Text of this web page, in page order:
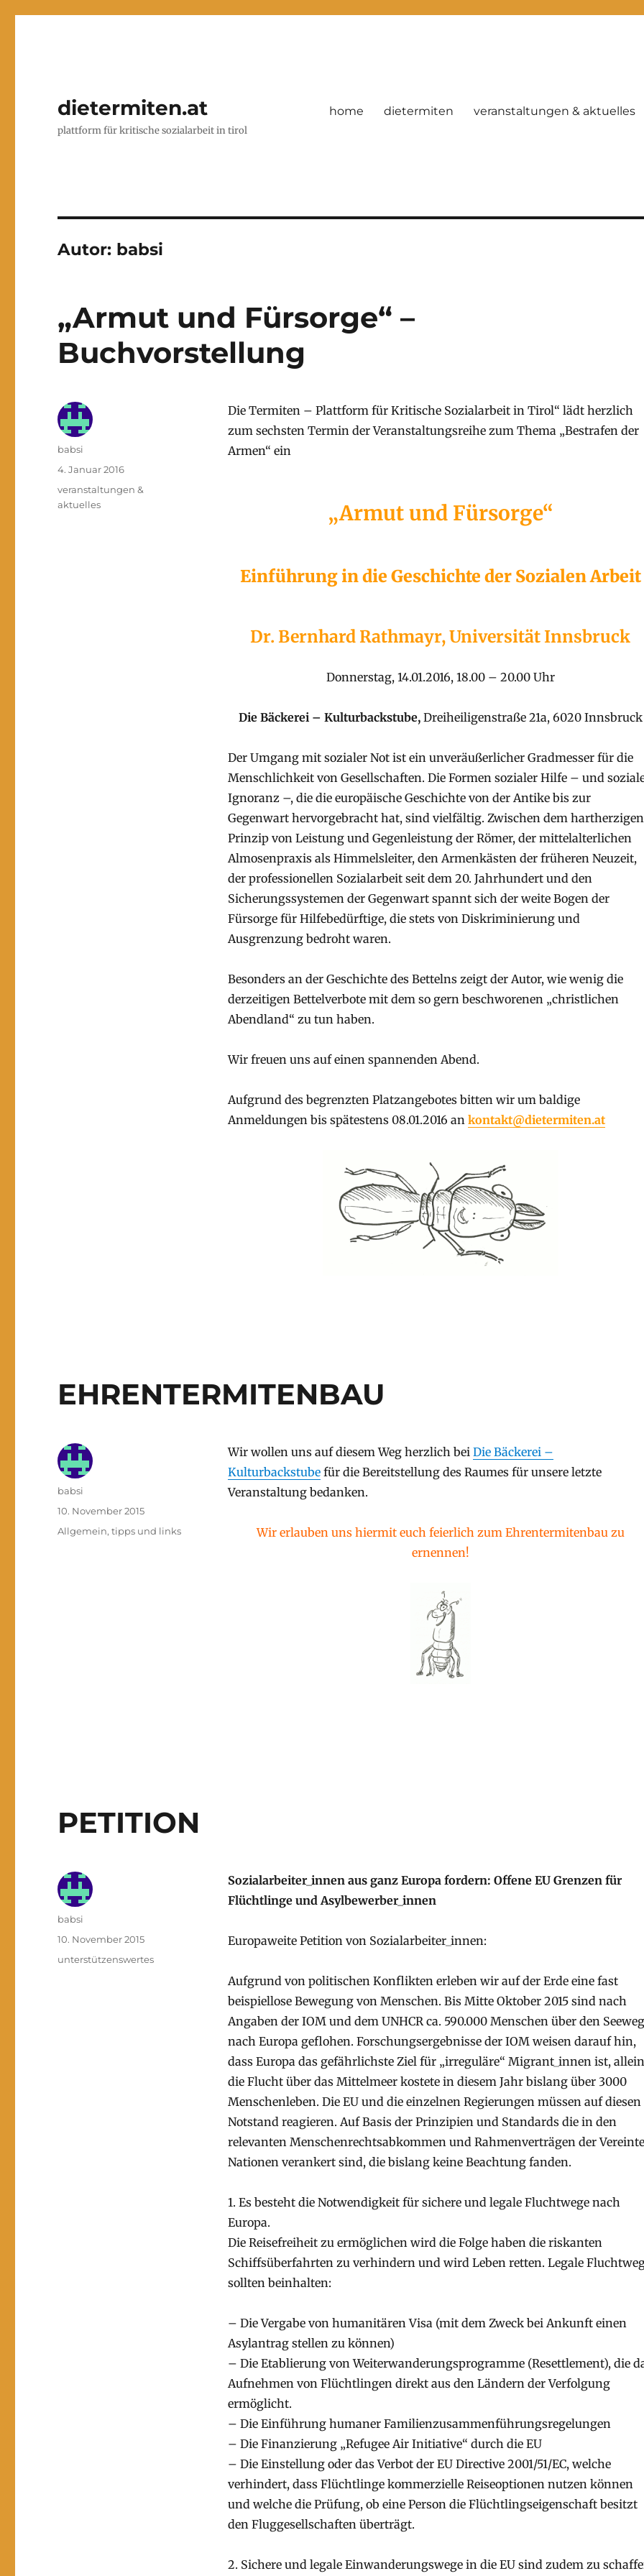
dietermiten.at
plattform für kritische sozialarbeit in tirol
home dietermiten veranstaltungen & aktuelles
Autor: babsi
„Armut und Fürsorge“ –
Buchvorstellung
Die Termiten – Plattform für Kritische Sozialarbeit in Tirol“ lädt herzlich
zum sechsten Termin der Veranstaltungsreihe zum Thema „Bestrafen der
Armen“ ein
„Armut und Fürsorge“
Einführung in die Geschichte der Sozialen Arbeit
Dr. Bernhard Rathmayr, Universität Innsbruck
Donnerstag, 14.01.2016, 18.00 – 20.00 Uhr
Die Bäckerei – Kulturbackstube, Dreiheiligenstraße 21a, 6020 Innsbruck
Der Umgang mit sozialer Not ist ein unveräußerlicher Gradmesser für die
Menschlichkeit von Gesellschaften. Die Formen sozialer Hilfe – und
Ignoranz –, die die europäische Geschichte von der Antike bis zur
Gegenwart hervorgebracht hat, sind vielfältig. Zwischen dem hartherzigen
Prinzip von Leistung und Gegenleistung der Römer, der mittelalterlichen
Almosenpraxis als Himmelsleiter, den Armenkästen der früheren Neuzeit,
der professionellen Sozialarbeit seit dem 20. Jahrhundert und den
Sicherungssystemen der Gegenwart spannt sich der weite Bogen der
Fürsorge für Hilfebedürftige, die stets von Diskriminierung und
Ausgrenzung bedroht waren.
Besonders an der Geschichte des Bettelns zeigt der Autor, wie wenig die
derzeitigen Bettelverbote mit dem so gern beschworenen „christlichen
Abendland“ zu tun haben.
Wir freuen uns auf einen spannenden Abend.
Aufgrund des begrenzten Platzangebotes bitten wir um baldige
Anmeldungen bis spätestens 08.01.2016 an kontakt@dietermiten.at
Autor
babsi
Veröffentlicht
4. Januar 2016
Kategorien
veranstaltungen &
aktuelles
EHRENTERMITENBAU
Wir wollen uns auf diesem Weg herzlich bei Die Bäckerei –
Kulturbackstubefür die Bereitstellung des Raumes für unsere letzte
Veranstaltung bedanken.
Wir erlauben uns hiermit euch feierlich zum Ehrentermitenbau zu
ernennen!
Autor
babsi
Veröffentlicht
am
10. November 2015
Kategorien
Allgemein,tipps und links
PETITION
Sozialarbeiter_innen aus ganz Europa fordern: Offene EU Grenzen für
Flüchtlinge und Asylbewerber_innen
Europaweite Petition von Sozialarbeiter_innen:
Aufgrund von politischen Konflikten erleben wir auf der Erde eine fast
beispiellose Bewegung von Menschen. Bis Mitte Oktober 2015 sind nach
Angaben der IOM und dem UNHCR ca. 590.000 Menschen über den Seeweg
nach Europa geflohen. Forschungsergebnisse der IOM weisen darauf hin,
dass Europa das gefährlichste Ziel für „irreguläre“ Migrant_innen ist, allein
die Flucht über das Mittelmeer kostete in diesem Jahr bislang über 3000
Menschenleben. Die EU und die einzelnen Regierungen müssen auf diesen
Notstand reagieren. Auf Basis der Prinzipien und Standards die in den
relevanten Menschenrechtsabkommen und Rahmenverträgen der
Nationen verankert sind, die bislang keine Beachtung fanden.
1. Es besteht die Notwendigkeit für sichere und legale Fluchtwege nach
Europa.
Die Reisefreiheit zu ermöglichen wird die Folge haben die riskanten
Schiffsüberfahrten zu verhindern und wird Leben retten. Legale
sollten beinhalten:
– Die Vergabe von humanitären Visa (mit dem Zweck bei Ankunft einen
Asylantrag stellen zu können)
– Die Etablierung von Weiterwanderungsprogramme (Resettlement), die
Aufnehmen von Flüchtlingen direkt aus den Ländern der Verfolgung
ermöglicht.
– Die Einführung humaner Familienzusammenführungsregelungen
– Die Finanzierung „Refugee Air Initiative“ durch die EU
– Die Einstellung oder das Verbot der EU Directive 2001/51/EC, welche
verhindert, dass Flüchtlinge kommerzielle Reiseoptionen nutzen können
und welche die Prüfung, ob eine Person die Flüchtlingseigenschaft besitzt
den Fluggesellschaften überträgt.
2. Sichere und legale Einwanderungswege in die EU sind zudem zu
Autor
babsi
Veröffentlicht
10. November 2015
Kategorien
unterstützenswertes